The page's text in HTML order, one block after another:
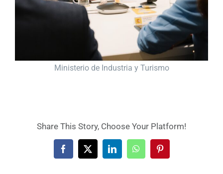
Ministerio de Industria y Turismo
Share This Story, Choose Your Platform!
Facebook
X LinkedInWhatsAppPinterest